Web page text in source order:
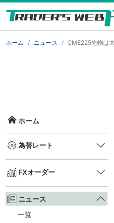
ホーム ニュース CME225先物は
ホーム
為替レート
FXオーダー
ニュース
一覧